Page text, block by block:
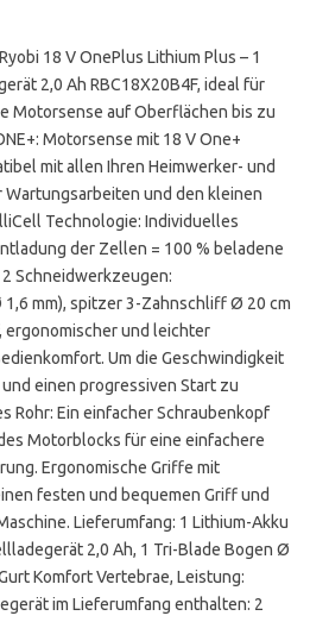
18 V OnePlus Lithium Plus – 1
2,0 Ah RBC18X20B4F, ideal für
Motorsense auf Oberflächen bis zu
Motorsense mit 18 V One+
mit allen Ihren Heimwerker- und
und den kleinen
Technologie: Individuelles
der Zellen = 100 % beladene
Schneidwerkzeugen:
1,6 mm), spitzer 3-Zahnschliff Ø 20 cm
und leichter
Um die Geschwindigkeit
einen progressiven Start zu
Rohr: Ein einfacher Schraubenkopf
Motorblocks für eine einfachere
Ergonomische Griffe mit
festen und bequemen Griff und
Lieferumfang: 1 Lithium-Akku
2,0 Ah, 1 Tri-Blade Bogen Ø
Komfort Vertebrae, Leistung:
im Lieferumfang enthalten: 2